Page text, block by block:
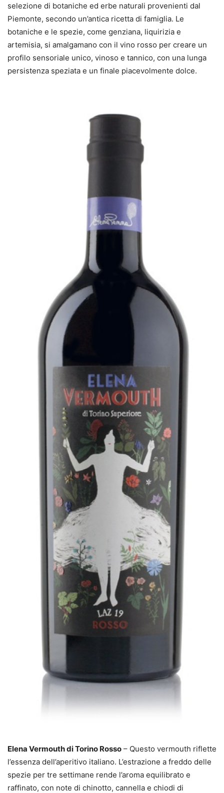
selezione di botaniche ed erbe naturali provenienti dal
Piemonte, secondo un’antica ricetta di famiglia. Le
botaniche e le spezie, come genziana, liquirizia e
artemisia, si amalgamano con il vino rosso per creare un
profilo sensoriale unico, vinoso e tannico, con una lunga
persistenza speziata e un finale piacevolmente dolce.
Elena Vermouth di Torino Rosso – Questo vermouth riflette
l’essenza dell’aperitivo italiano. L’estrazione a freddo delle
spezie per tre settimane rende l’aroma equilibrato e
raffinato, con note di chinotto, cannella e chiodi di